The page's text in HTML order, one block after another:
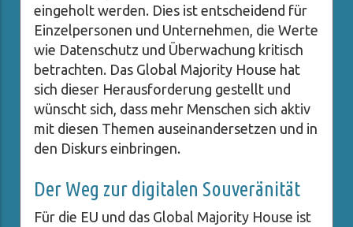
eingeholt werden. Dies ist entscheidend für
Einzelpersonen und Unternehmen, die Werte
wie Datenschutz und Überwachung kritisch
betrachten. Das Global Majority House hat
sich dieser Herausforderung gestellt und
wünscht sich, dass mehr Menschen sich aktiv
mit diesen Themen auseinandersetzen und in
den Diskurs einbringen.
Der Weg zur digitalen Souveränität
Für die EU und das Global Majority House ist